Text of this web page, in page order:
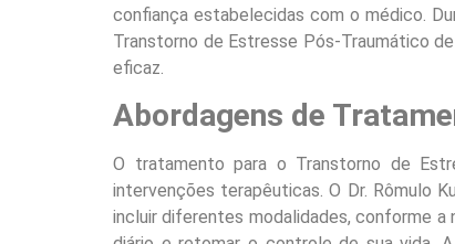
confiança estabelecidas com o médico.
Transtorno de Estresse Pós-Traumático
eficaz.
Abordagens de
O tratamento para o Transtorno de
intervenções terapêuticas. O Dr. Rômulo
incluir diferentes modalidades, conforme a